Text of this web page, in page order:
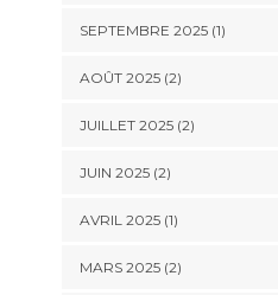
SEPTEMBRE 2025(1)
AOÛT 2025(2)
JUILLET 2025(2)
JUIN 2025(2)
AVRIL 2025(1)
MARS 2025(2)